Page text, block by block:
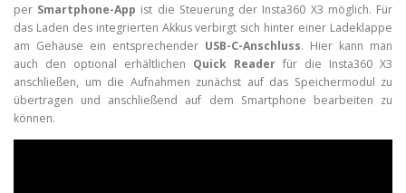
per Smartphone-App ist die Steuerung der Insta360 X3 möglich. Für
das Laden des integrierten Akkus verbirgt sich hinter einer Ladeklappe
am Gehäuse ein entsprechender USB-C-Anschluss. Hier kann man
auch den optional erhältlichen Quick Reader für die Insta360 X3
anschließen, um die Aufnahmen zunächst auf das Speichermodul zu
übertragen und anschließend auf dem Smartphone bearbeiten zu
können.